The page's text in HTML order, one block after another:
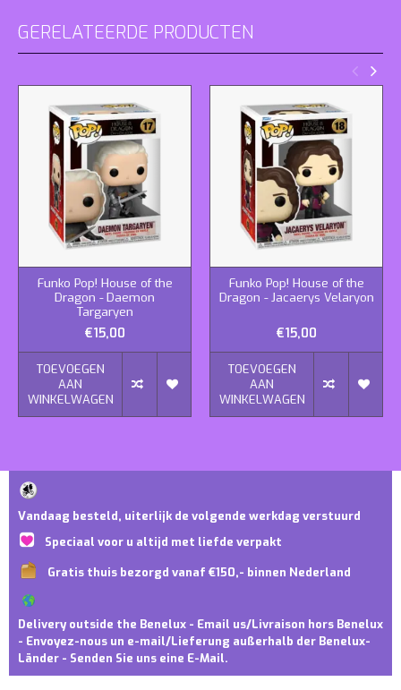
GERELATEERDE PRODUCTEN
Funko Pop! House of the
Dragon - Daemon
Targaryen
€15,00
TOEVOEGEN
AAN
WINKELWAGEN
Funko Pop! House of the
Dragon - Jacaerys Velaryon
€15,00
TOEVOEGEN
AAN
WINKELWAGEN
Vandaag besteld, uiterlijk de volgende werkdag verstuurd
Speciaal voor u altijd met liefde verpakt
Gratis thuis bezorgd vanaf €150,- binnen Nederland
Delivery outside the Benelux - Email us/Livraison hors Benelux
- Envoyez-nous un e-mail/Lieferung außerhalb der Benelux-
Länder - Senden Sie uns eine E-Mail.